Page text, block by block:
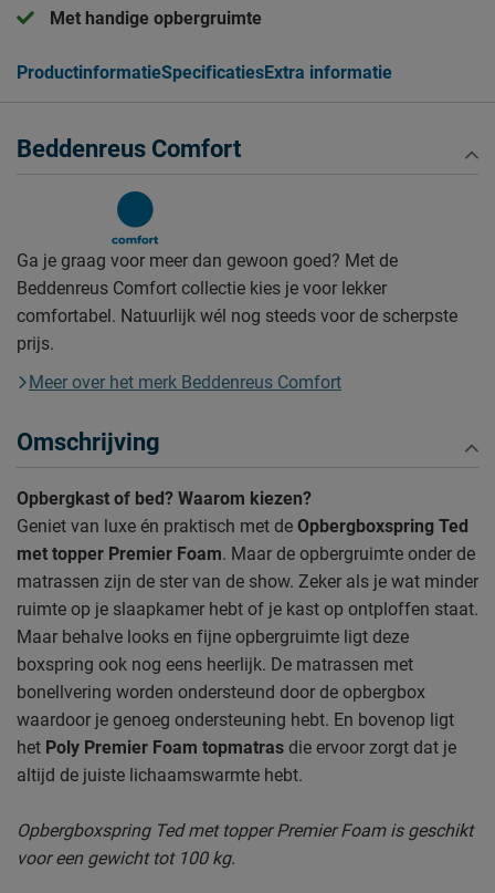
Met handige opbergruimte
ProductinformatieSpecificatiesExtra informatie
Beddenreus Comfort
Ga je graag voor meer dan gewoon goed? Met de
Beddenreus Comfort collectie kies je voor lekker
comfortabel. Natuurlijk wél nog steeds voor de scherpste
prijs.
Meer over het merk Beddenreus Comfort
Omschrijving
Opbergkast of bed? Waarom kiezen?
Geniet van luxe én praktisch met de Opbergboxspring Ted
met topper Premier Foam. Maar de opbergruimte onder de
matrassen zijn de ster van de show. Zeker als je wat minder
ruimte op je slaapkamer hebt of je kast op ontploffen staat.
Maar behalve looks en fijne opbergruimte ligt deze
boxspring ook nog eens heerlijk. De matrassen met
bonellvering worden ondersteund door de opbergbox
waardoor je genoeg ondersteuning hebt. En bovenop ligt
het Poly Premier Foam topmatras die ervoor zorgt dat je
altijd de juiste lichaamswarmte hebt.
Opbergboxspring Ted met topper Premier Foam is geschikt
voor een gewicht tot 100 kg.